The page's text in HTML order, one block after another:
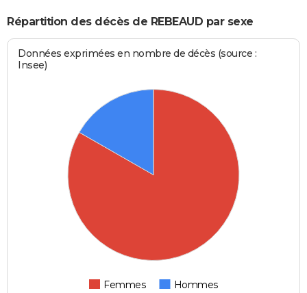
Répartition des décès de REBEAUD par sexe
Données exprimées en nombre de décès (source :
Insee)
Femmes Hommes